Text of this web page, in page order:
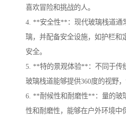
喜欢冒险和挑战的人。
4. **安全性**：现代玻璃栈道通
璃，并配备安全设施，如护栏和
安全。
5. **特的景观体验**：不同于传
玻璃栈道能够提供360度的视野
6. **耐候性和耐磨性**：量的玻
性和耐磨性，能够在户外环境中